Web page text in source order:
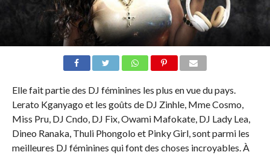
Elle fait partie des DJ féminines les plus en vue du pays.
Lerato Kganyago et les goûts de DJ Zinhle, Mme Cosmo,
Miss Pru, DJ Cndo, DJ Fix, Owami Mafokate, DJ Lady Lea,
Dineo Ranaka, Thuli Phongolo et Pinky Girl, sont parmi les
meilleures DJ féminines qui font des choses incroyables. À